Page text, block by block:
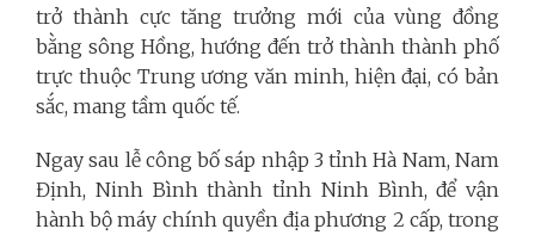
trở thành cực tăng trưởng mới của vùng đồng
bằng sông Hồng, hướng đến trở thành thành phố
trực thuộc Trung ương văn minh, hiện đại, có bản
sắc, mang tầm quốc tế.
Ngay sau lễ công bố sáp nhập 3 tỉnh Hà Nam, Nam
Định, Ninh Bình thành tỉnh Ninh Bình, để vận
hành bộ máy chính quyền địa phương 2 cấp, trong